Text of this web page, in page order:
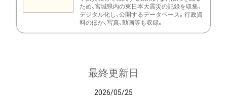
ため、宮城県内の東日本大震災の記録を収集、
デジタル化し、公開するデータベース。行政資
料のほか、写真、動画等も収録。
最終更新日
2026/05/25